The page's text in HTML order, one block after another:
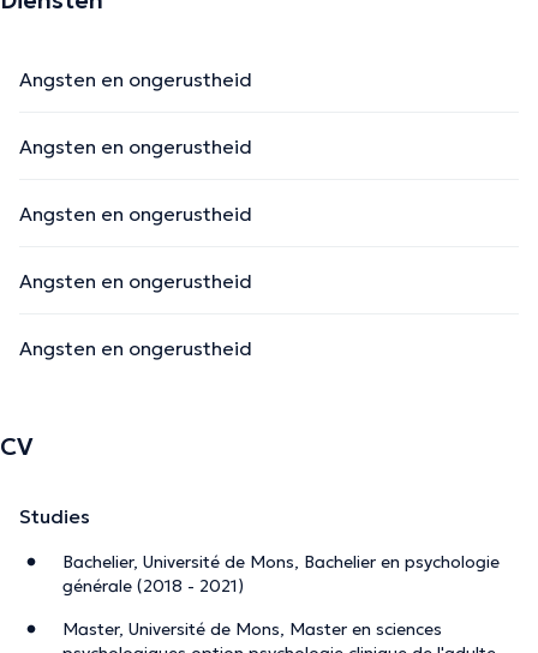
Angsten en ongerustheid
Angsten en ongerustheid
Angsten en ongerustheid
Angsten en ongerustheid
Angsten en ongerustheid
CV
Studies
Bachelier, Université de Mons, Bachelier en psychologie
générale (2018 - 2021)
Master, Université de Mons, Master en sciences